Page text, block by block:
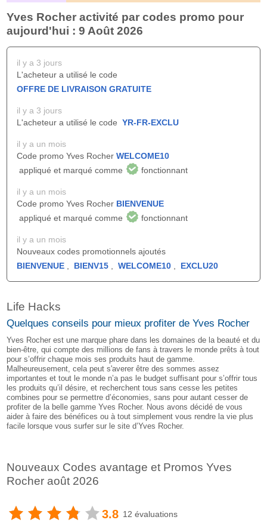
Yves Rocher activité par codes promo pour
aujourd'hui : 9 Août 2026
il y a 3 jours
L'acheteur a utilisé le code
OFFRE DE LIVRAISON GRATUITE
il y a 3 jours
L'acheteur a utilisé le code YR-FR-EXCLU
il y a un mois
Code promo Yves Rocher WELCOME10
appliqué et marqué comme
fonctionnant
il y a un mois
Code promo Yves Rocher BIENVENUE
appliqué et marqué comme
fonctionnant
il y a un mois
Nouveaux codes promotionnels ajoutés
BIENVENUE
BIENV15 WELCOME10 EXCLU20
Life Hacks
Quelques conseils pour mieux profiter de Yves Rocher
Yves Rocher est une marque phare dans les domaines de la beauté et du
bien-être, qui compte des millions de fans à travers le monde prêts à tout
pour s’offrir chaque mois ses produits haut de gamme.
Malheureusement, cela peut s'averer être des sommes assez
importantes et tout le monde n’a pas le budget suffisant pour s’offrir tous
les produits qu’il désire, et recherchent tous sans cesse les petites
combines pour se permettre d’économies, sans pour autant cesser de
profiter de la belle gamme Yves Rocher. Nous avons décidé de vous
aider à faire des bénéfices ou à tout simplement vous rendre la vie plus
facile lorsque vous surfer sur le site d’Yves Rocher.
Nouveaux Codes avantage et Promos Yves
Rocher août 2026
3.8 12 évaluations